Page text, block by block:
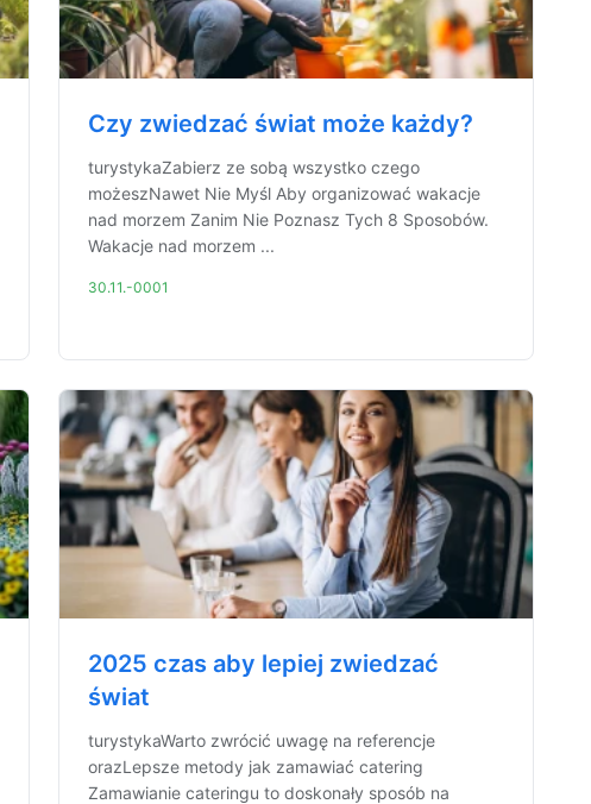
Czy zwiedzać świat może każdy?
turystykaZabierz ze sobą wszystko czego
możeszNawet Nie Myśl Aby organizować wakacje
nad morzem Zanim Nie Poznasz Tych 8 Sposobów.
Wakacje nad morzem ...
30.11.-0001
2025 czas aby lepiej zwiedzać
świat
turystykaWarto zwrócić uwagę na referencje
orazLepsze metody jak zamawiać catering
Zamawianie cateringu to doskonały sposób na